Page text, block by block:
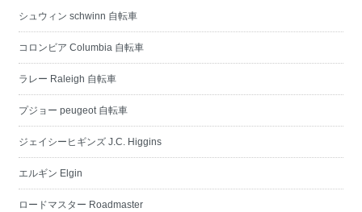
シュウィン schwinn 自転車
コロンビア Columbia 自転車
ラレー Raleigh 自転車
プジョー peugeot 自転車
ジェイシーヒギンズ J.C. Higgins
エルギン Elgin
ロードマスター Roadmaster